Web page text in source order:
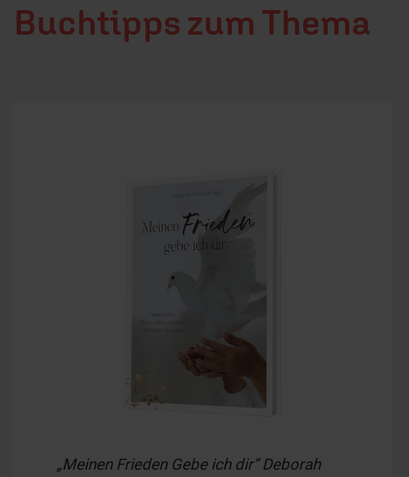
Buchtipps zum Thema
„Meinen Frieden Gebe ich dir“ Deborah